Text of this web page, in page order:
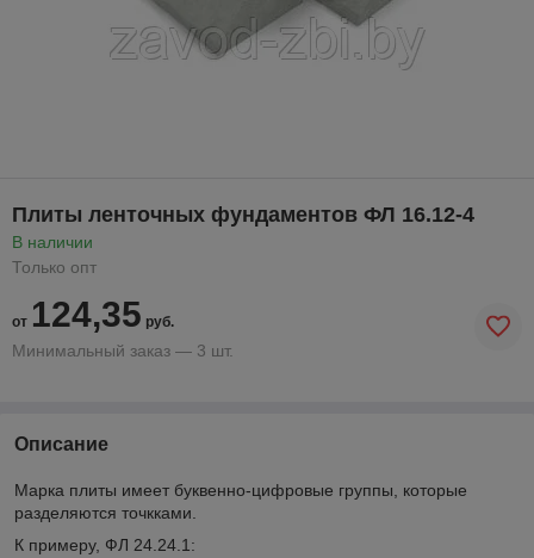
Плиты ленточных фундаментов ФЛ 16.12-4
В наличии
Только опт
от 124,35 руб.
Минимальный заказ — 3 шт.
Описание
Марка плиты имеет буквенно-цифровые группы, которые
разделяются точкками.
К примеру, ФЛ 24. 24.1: